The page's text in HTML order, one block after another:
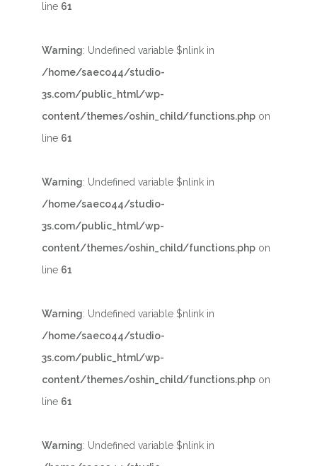
line 61
Warning: Undefined variable $nlink in
/home/saeco44/studio-
3s.com/public_html/wp-
content/themes/oshin_child/functions.php on
line 61
Warning: Undefined variable $nlink in
/home/saeco44/studio-
3s.com/public_html/wp-
content/themes/oshin_child/functions.php on
line 61
Warning: Undefined variable $nlink in
/home/saeco44/studio-
3s.com/public_html/wp-
content/themes/oshin_child/functions.php on
line 61
Warning: Undefined variable $nlink in